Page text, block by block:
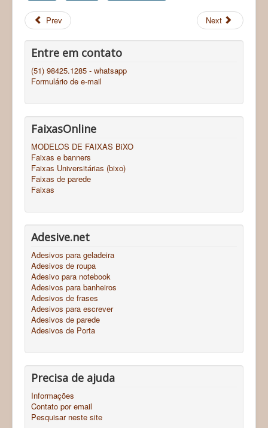
Prev Next
Entre em contato
(51) 98425.1285 - whatsapp
Formulário de e-mail
FaixasOnline
MODELOS DE FAIXAS BiXO
Faixas e banners
Faixas Universitárias (bixo)
Faixas de parede
Faixas
Adesive.net
Adesivos para geladeira
Adesivos de roupa
Adesivo para notebook
Adesivos para banheiros
Adesivos de frases
Adesivos para escrever
Adesivos de parede
Adesivos de Porta
Precisa de ajuda
Informações
Contato por email
Pesquisar neste site